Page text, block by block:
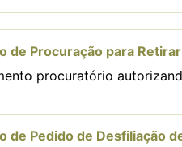
de Procuração para
procuratório
de Pedido de Desfiliação